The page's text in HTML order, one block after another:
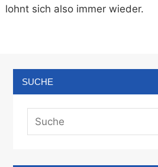
lohnt sich also immer wieder.
SUCHE